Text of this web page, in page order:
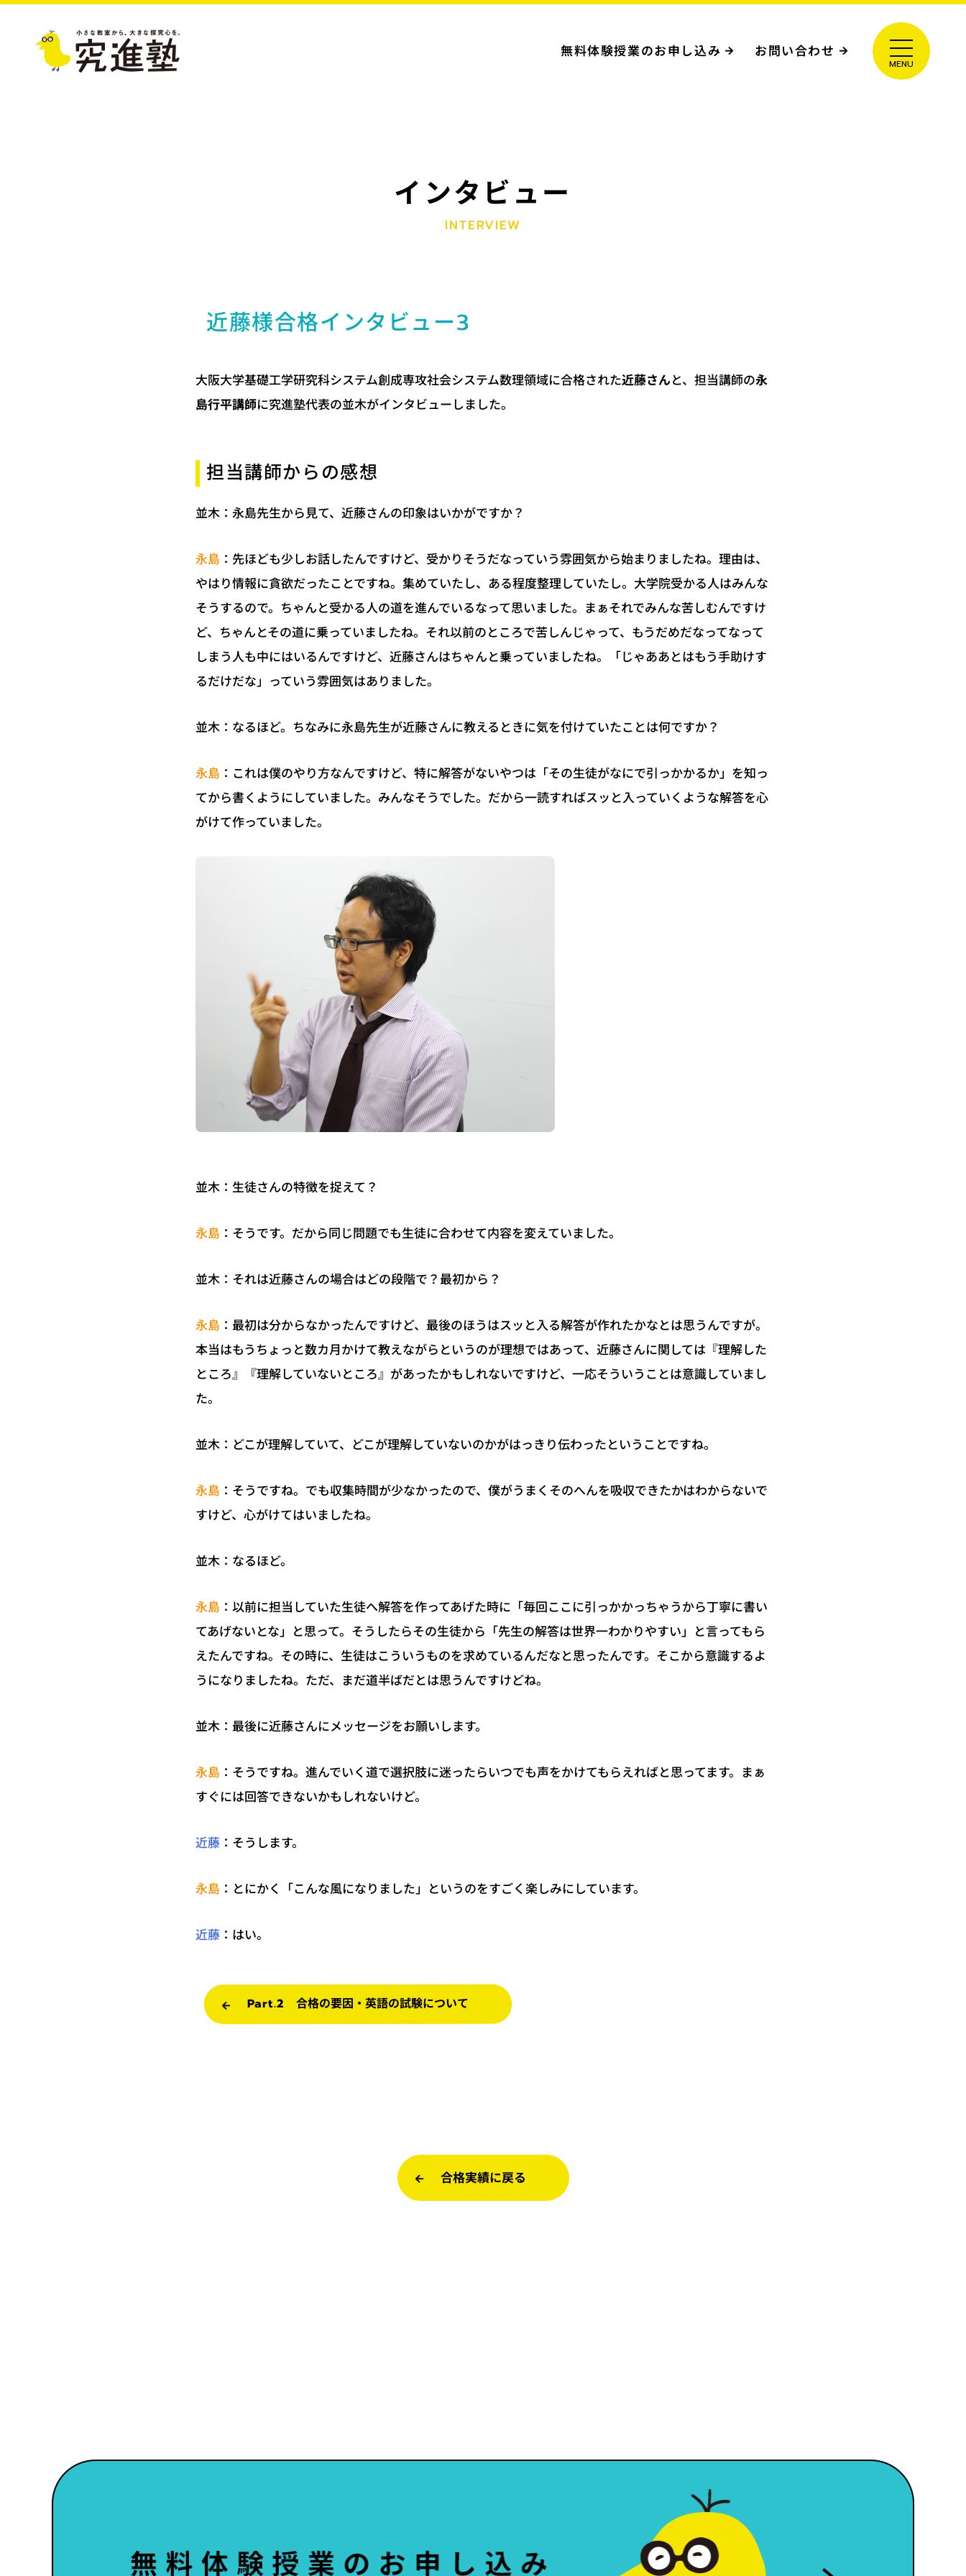
無料体験授業のお申し込み お問い合わせ
インタビュー
INTERVIEW
近藤様合格インタビュー3
大阪大学基礎工学研究科システム創成専攻社会システム数理領域に合格された近藤さんと、担当講師の永
島行平講師に究進塾代表の並木がインタビューしました。
担当講師からの感想
並木：永島先生から見て、近藤さんの印象はいかがですか？
永島：先ほども少しお話したんですけど、受かりそうだなっていう雰囲気から始まりましたね。理由は、
やはり情報に貪欲だったことですね。集めていたし、ある程度整理していたし。大学院受かる人はみんな
そうするので。ちゃんと受かる人の道を進んでいるなって思いました。まぁそれでみんな苦しむんですけ
ど、ちゃんとその道に乗っていましたね。それ以前のところで苦しんじゃって、もうだめだなってなって
しまう人も中にはいるんですけど、近藤さんはちゃんと乗っていましたね。「じゃああとはもう手助けす
るだけだな」っていう雰囲気はありました。
並木：なるほど。ちなみに永島先生が近藤さんに教えるときに気を付けていたことは何ですか？
永島：これは僕のやり方なんですけど、特に解答がないやつは「その生徒がなにで引っかかるか」を知っ
てから書くようにしていました。みんなそうでした。だから一読すればスッと入っていくような解答を心
がけて作っていました。
並木：生徒さんの特徴を捉えて？
永島：そうです。だから同じ問題でも生徒に合わせて内容を変えていました。
並木：それは近藤さんの場合はどの段階で？最初から？
永島：最初は分からなかったんですけど、最後のほうはスッと入る解答が作れたかなとは思うんですが。
本当はもうちょっと数カ月かけて教えながらというのが理想ではあって、近藤さんに関しては『理解した
ところ』『理解していないところ』があったかもしれないですけど、一応そういうことは意識していまし
た。
並木：どこが理解していて、どこが理解していないのかがはっきり伝わったということですね。
永島：そうですね。でも収集時間が少なかったので、僕がうまくそのへんを吸収できたかはわからないで
すけど、心がけてはいましたね。
並木：なるほど。
永島：以前に担当していた生徒へ解答を作ってあげた時に「毎回ここに引っかかっちゃうから丁寧に書い
てあげないとな」と思って。そうしたらその生徒から「先生の解答は世界一わかりやすい」と言ってもら
えたんですね。その時に、生徒はこういうものを求めているんだなと思ったんです。そこから意識するよ
うになりましたね。ただ、まだ道半ばだとは思うんですけどね。
並木：最後に近藤さんにメッセージをお願いします。
永島：そうですね。進んでいく道で選択肢に迷ったらいつでも声をかけてもらえればと思ってます。まぁ
すぐには回答できないかもしれないけど。
近藤：そうします。
永島：とにかく「こんな風になりました」というのをすごく楽しみにしています。
近藤：はい。
Part.2 合格の要因・英語の試験について
合格実績に戻る